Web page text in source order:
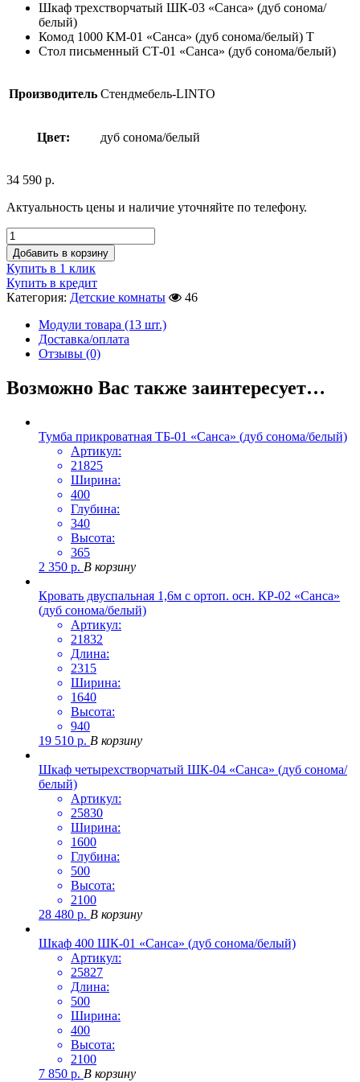
Шкаф трехстворчатый ШК-03 «Санса» (дуб сонома/
белый)
Комод 1000 КМ-01 «Санса» (дуб сонома/белый) Т
Стол письменный СТ-01 «Санса» (дуб сонома/белый)
Производитель Стендмебель-LINTO
Цвет: дуб сонома/белый
34 590 р.
Актуальность цены и наличие уточняйте по телефону.
Добавить в корзину
Купить в 1 клик
Купить в кредит
Категория: Детские комнаты
46
Модули товара (13 шт.)
Доставка/оплата
Отзывы (0)
Возможно Вас также заинтересует…
Тумба прикроватная ТБ-01 «Санса» (дуб сонома/белый)
Артикул:
21825
Ширина:
400
Глубина:
340
Высота:
365
2 350 р. В корзину
Кровать двуспальная 1,6м с ортоп. осн. КР-02 «Санса»
(дуб сонома/белый)
Артикул:
21832
Длина:
2315
Ширина:
1640
Высота:
940
19 510 р. В корзину
Шкаф четырехстворчатый ШК-04 «Санса» (дуб сонома/
белый)
Артикул:
25830
Ширина:
1600
Глубина:
500
Высота:
2100
28 480 р. В корзину
Шкаф 400 ШК-01 «Санса» (дуб сонома/белый)
Артикул:
25827
Длина:
500
Ширина:
400
Высота:
2100
7 850 р. В корзину